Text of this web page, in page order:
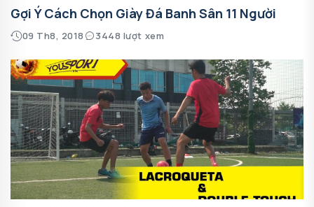
Gợi Ý Cách Chọn Giày Đá Banh Sân 11 Người
09 Th8, 2018 3448 lượt xem